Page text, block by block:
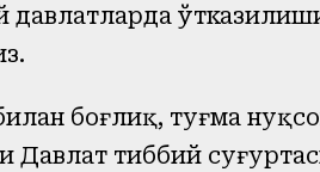
боғлиқ, туғма
Давлат тиббий